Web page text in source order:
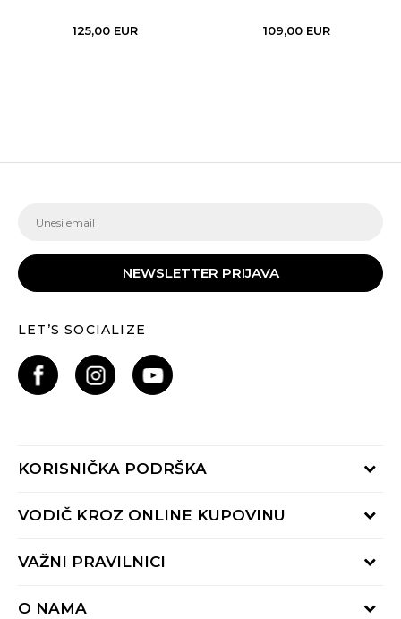
125,00 EUR 109,00 EUR
NEWSLETTER PRIJAVA
LET’S SOCIALIZE
KORISNIČKA PODRŠKA
Provjeri status porudžbine
Radno vrijeme 9-16h
VODIČ KROZ ONLINE KUPOVINU
Načini isporuke
Reklamacije
VAŽNI PRAVILNICI
O NAMA